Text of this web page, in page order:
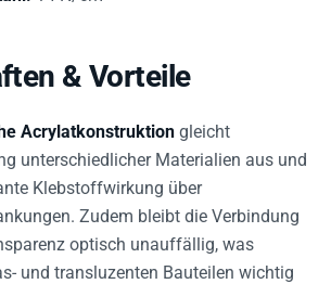
& Vorteile
Acrylatkonstruktion gleicht
unterschiedlicher Materialien aus und
Klebstoffwirkung über
Zudem bleibt die Verbindung
optisch unauffällig, was
und transluzenten Bauteilen wichtig